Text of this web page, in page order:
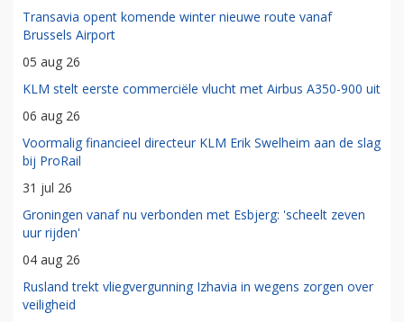
Transavia opent komende winter nieuwe route vanaf
Brussels Airport
05 aug 26
KLM stelt eerste commerciële vlucht met Airbus A350-900 uit
06 aug 26
Voormalig financieel directeur KLM Erik Swelheim aan de slag
bij ProRail
31 jul 26
Groningen vanaf nu verbonden met Esbjerg: 'scheelt zeven
uur rijden'
04 aug 26
Rusland trekt vliegvergunning Izhavia in wegens zorgen over
veiligheid